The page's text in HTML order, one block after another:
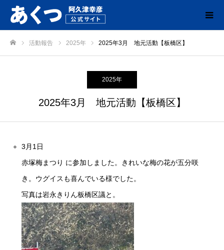
活動報告 2025年 2025年3月 地元活動【板橋区】
2025年
2025年3月 地元活動【板橋区】
3月1日
赤塚梅まつり に参加しました。きれいな梅の花が五分咲
き。ウグイスも喜んでいる様でした。
写真は岩永きりん板橋区議と。